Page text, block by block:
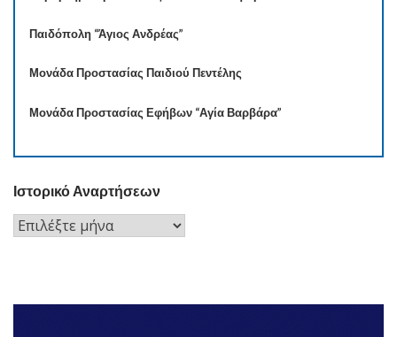
Παιδόπολη “Άγιος Ανδρέας”
Μονάδα Προστασίας Παιδιού Πεντέλης
Μονάδα Προστασίας Εφήβων “Αγία Βαρβάρα”
Ιστορικό Αναρτήσεων
Ιστορικό